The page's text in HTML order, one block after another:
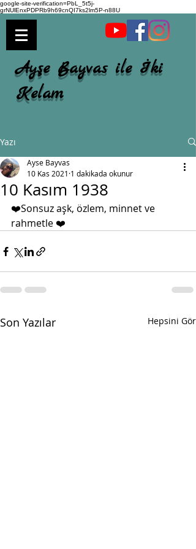
google-site-verification=PbL_5t5j-
grNUlEnxPDPRb9h69cnQI7ks2lm5P-n88U
Ayşe Bayvas ile İki
Kelam
Yazı
10 Kasım 1938
Ayse Bayvas
10 Kas 2021 1 dakikada okunur
❤️Sonsuz aşk, özlem, minnet ve
rahmetle ❤️
Son Yazılar Hepsini Gör